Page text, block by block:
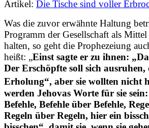
Artikel: Die Tische sind voller
Was die zuvor erwähnte Haltung
Programm der Gesellschaft als
halten, so geht die Prophezeiung
heißt: „Einst sagte er zu ihnen:
Der Erschöpfte soll sich
Erholung“, aber sie wollten nicht
werden Jehovas Worte für sie
Befehle, Befehle über Befehle,
Regeln über Regeln, hier ein